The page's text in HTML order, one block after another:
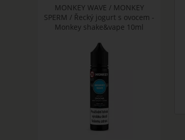
MONKEY WAVE / MONKEY
SPERM / Řecký jogurt s ovocem -
Monkey shake&vape 10ml